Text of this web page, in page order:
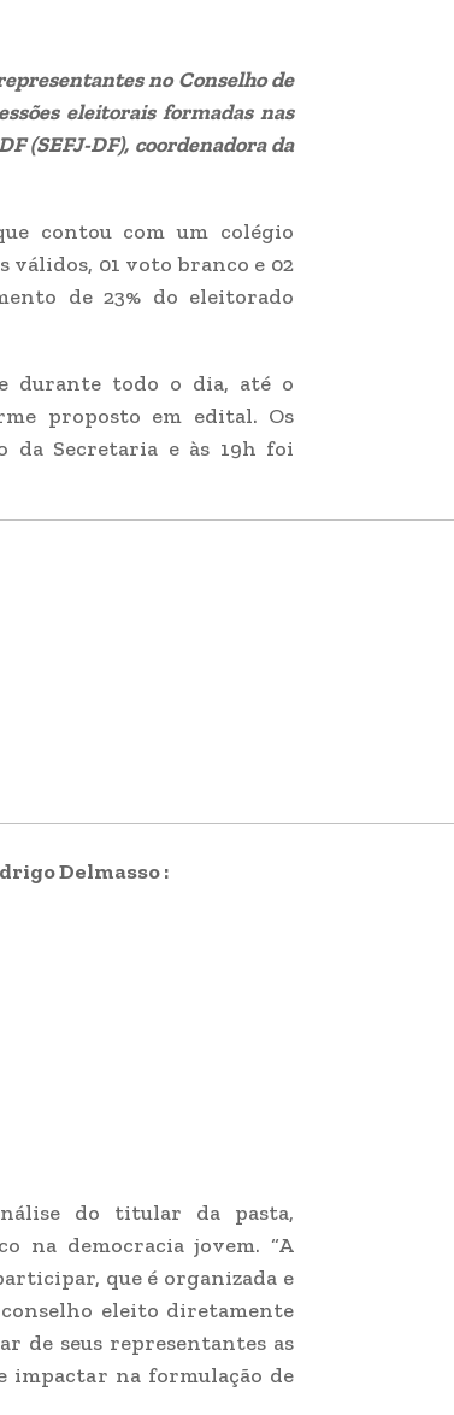
no Conselho de
eleitorais formadas nas
(SEFJ-DF), coordenadora da
contou com um colégio
válidos, 01 voto branco e 02
de 23% do eleitorado
durante todo o dia, até o
proposto em edital. Os
da Secretaria e às 19h foi
Delmasso :
do titular da pasta,
na democracia jovem. “A
que é organizada e
eleito diretamente
de seus representantes as
impactar na formulação de